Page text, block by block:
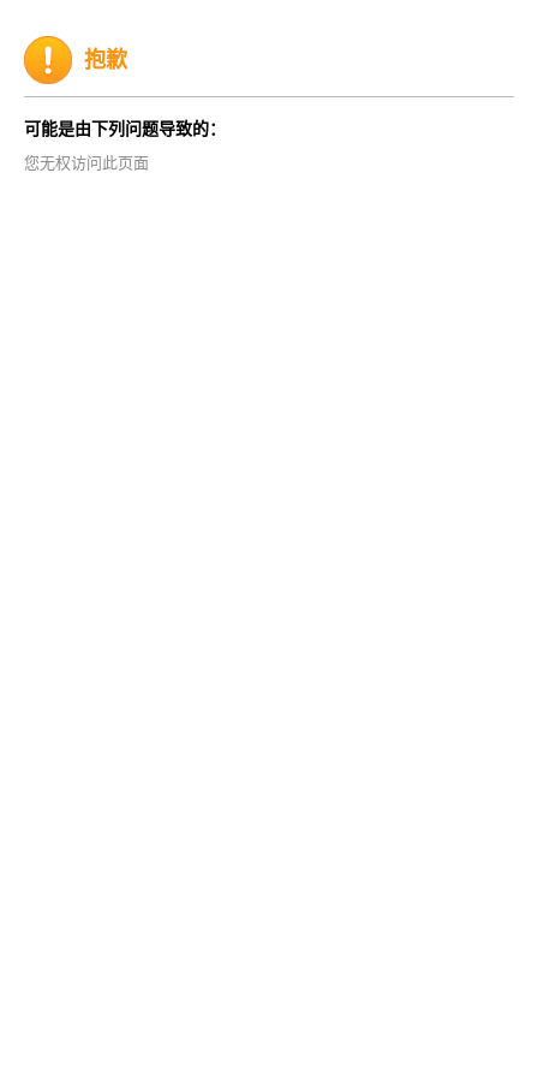
抱歉
可能是由下列问题导致的：
您无权访问此页面